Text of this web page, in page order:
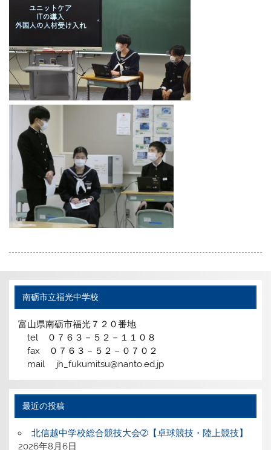
南砺市立福光中学校
富山県南砺市福光７２０番地
tel ０７６３－５２－１１０８
fax ０７６３－５２－０７０２
mail jh_fukumitsu@nanto.ed.jp
最近の投稿
北信越中学校総合競技大会➁【卓球競技・陸上競技】
2026年8月6日